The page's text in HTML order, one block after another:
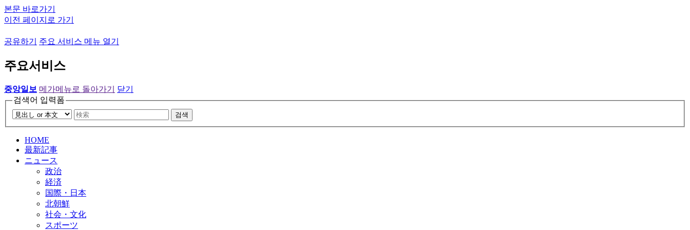
본문 바로가기
이전 페이지로 가기
공유하기 주요 서비스 메뉴 열기
주요서비스
중앙일보 메가메뉴로 돌아가기
닫기
검색어 입력폼
검색
HOME
最新記事
ニュース
政治
経済
国際・日本
北朝鮮
社会・文化
スポーツ